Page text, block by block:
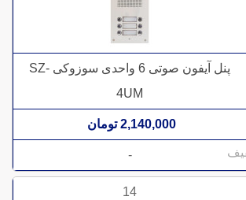
پنل آیفون صوتی 6 واحدی سوزوکی SZ-
4UM
2,140,000 تومان
-
14